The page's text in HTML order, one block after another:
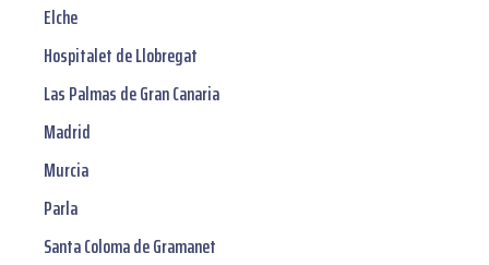
Elche
Hospitalet de Llobregat
Las Palmas de Gran Canaria
Madrid
Murcia
Parla
Santa Coloma de Gramanet